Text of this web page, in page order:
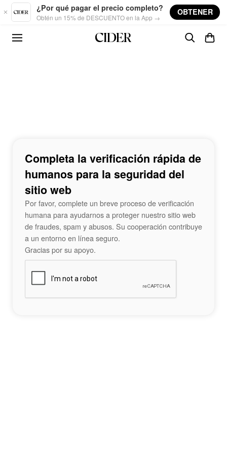
Skip to main content
¿Por qué pagar el precio completo?
Obtén un 15% de DESCUENTO en la App →
OBTENER
Completa la verificación rápida de
humanos para la seguridad del
sitio web
Por favor, complete un breve proceso de verificación
humana para ayudarnos a proteger nuestro sitio web
de fraudes, spam y abusos. Su cooperación contribuye
a un entorno en línea seguro.
Gracias por su apoyo.